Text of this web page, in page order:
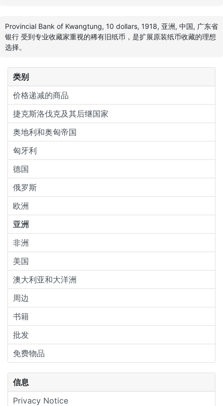
类别
价格递减的商品
捷克斯洛伐克及其后继国家
奥地利和奥匈帝国
匈牙利
德国
俄罗斯
欧洲
亚洲
非洲
美国
澳大利亚和大洋洲
周边
书籍
批发
免费物品
信息
Privacy Notice
Provincial Bank of Kwangtung, 10 dollars, 1918, 亚洲, 中国, 广东省
银行 受到专业收藏家重视的稀有旧纸币，是扩展原装纸币收藏的理想
选择。